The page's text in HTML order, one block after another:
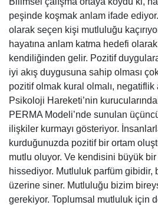
peşinde koşmak anlam ifade
olarak seçen kişi mutluluğu
hayatına anlam katma hedefi
kendiliğinden gelir. Pozitif
iyi akış duygusuna sahip olması
pozitif olmak kural olmalı, negatiflik
Psikoloji Hareketi’nin
PERMA Modeli’nde sunulan
ilişkiler kurmayı gösteriyor.
kurduğunuzda pozitif bir ortam
mutlu oluyor. Ve kendisini büyük bir
hissediyor. Mutluluk parfüm gibidir,
üzerine siner. Mutluluğu bizim
gerekiyor. Toplumsal mutluluk için